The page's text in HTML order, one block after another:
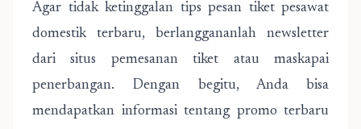
Agar tidak ketinggalan tips pesan tiket pesawat
domestik terbaru, berlanggananlah newsletter
dari situs pemesanan tiket atau maskapai
penerbangan. Dengan begitu, Anda bisa
mendapatkan informasi tentang promo terbaru